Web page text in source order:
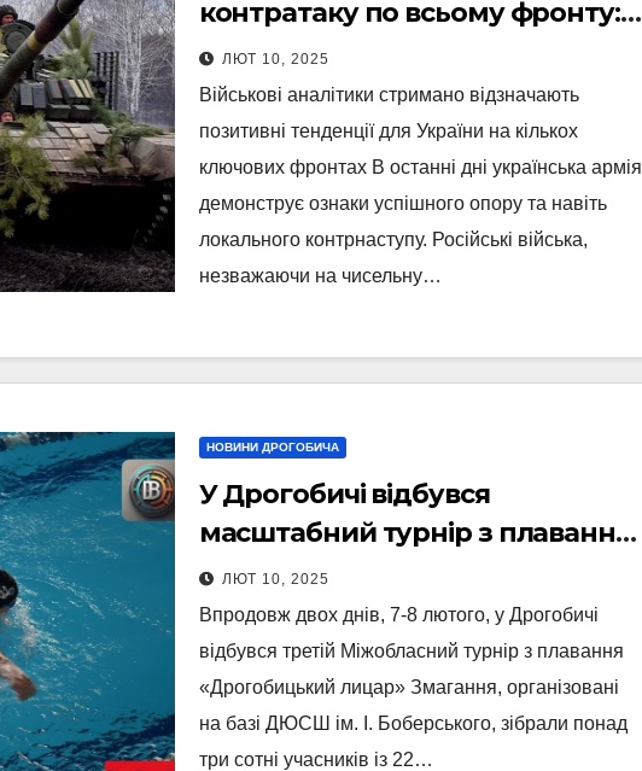
контратаку по всьому фронту:
ЗСУ зробили несподіваний
маневр
ЛЮТ 10, 2025
Військові аналітики стримано відзначають
позитивні тенденції для України на кількох
ключових фронтах В останні дні українська армія
демонструє ознаки успішного опору та навіть
локального контрнаступу. Російські війська,
незважаючи на чисельну…
НОВИНИ ДРОГОБИЧА
У Дрогобичі відбувся
масштабний турнір з плавання
«Дрогобицький лицар» (Фото,
Відео)
ЛЮТ 10, 2025
Впродовж двох днів, 7-8 лютого, у Дрогобичі
відбувся третій Міжобласний турнір з плавання
«Дрогобицький лицар» Змагання, організовані
на базі ДЮСШ ім. І. Боберського, зібрали понад
три сотні учасників із 22…